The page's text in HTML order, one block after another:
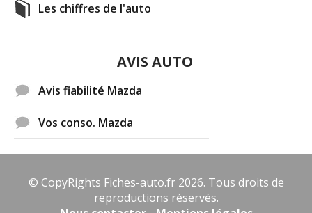
Les chiffres de l'auto
AVIS AUTO
Avis fiabilité Mazda
Vos conso. Mazda
© CopyRights Fiches-auto.fr 2026. Tous droits de
reproductions réservés.